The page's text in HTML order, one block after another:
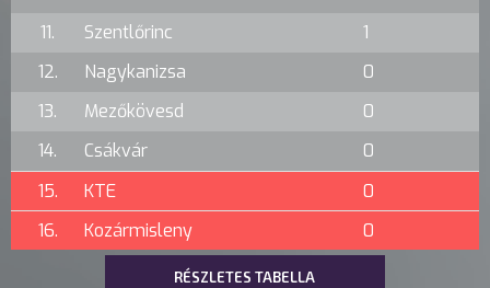
11.
Szentlőrinc
1
12.
Nagykanizsa
0
13.
Mezőkövesd
0
14.
Csákvár
0
15.
KTE
0
16.
Kozármisleny 0
RÉSZLETES TABELLA